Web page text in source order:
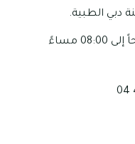
تبدأ أوقات العمل من 08:00 صباحاً إلى 08:00 مساءً